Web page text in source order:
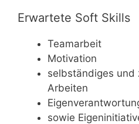
Erwartete Soft Skills
Teamarbeit
Motivation
selbständiges und
Arbeiten
sowie